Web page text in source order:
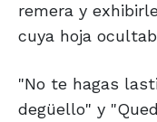
remera y
cuya hoja
"No te hagas
degüello" y